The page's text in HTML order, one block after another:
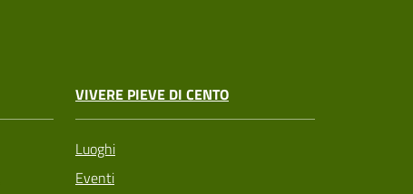
VIVERE PIEVE DI CENTO
Luoghi
Eventi